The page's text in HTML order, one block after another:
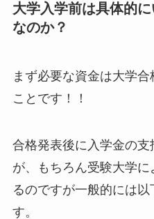
大学入学前は具体的
なのか？
まず必要な資金は大学
ことです！！
合格発表後に入学金の
が、もちろん受験大学に
るのですが一般的には
す。